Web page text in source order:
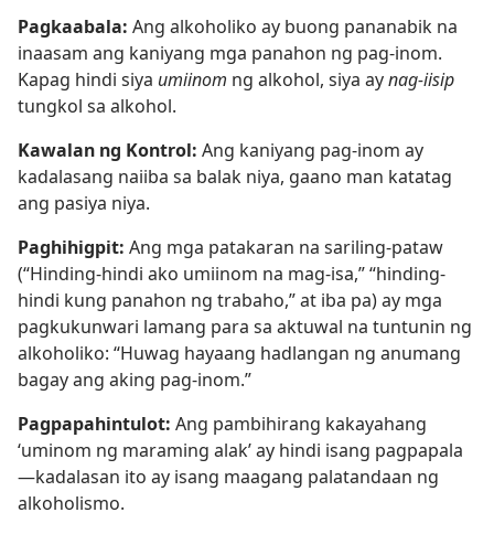
Pagkaabala: Ang alkoholiko ay buong pananabik na
inaasam ang kaniyang mga panahon ng pag-inom.
Kapag hindi siya umiinom ng alkohol, siya aynag-iisip
tungkol sa alkohol.
Kawalan ng Kontrol: Ang kaniyang pag-inom ay
kadalasang naiiba sa balak niya, gaano man katatag
ang pasiya niya.
Paghihigpit: Ang mga patakaran na sariling-pataw
(“Hinding-hindi ako umiinom na mag-isa,” “hinding-
hindi kung panahon ng trabaho,” at iba pa) ay mga
pagkukunwari lamang para sa aktuwal na tuntunin ng
alkoholiko: “Huwag hayaang hadlangan ng anumang
bagay ang aking pag-inom.”
Pagpapahintulot: Ang pambihirang kakayahang
‘uminom ng maraming alak’ ay hindi isang pagpapala​
—kadalasan ito ay isang maagang palatandaan ng
alkoholismo.